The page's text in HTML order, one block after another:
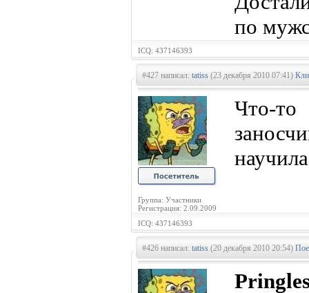
по
ICQ: 437146393
#427 написал: tatiss (23 декабря 2010 07:41)
Группа: Участники
Регистрация: 2.09.2009
Что-
ICQ: 437146393
#426 написал: tatiss (20 декабря 2010 20:54)